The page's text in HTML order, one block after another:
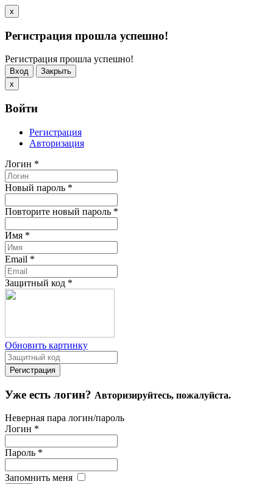
x
Регистрация прошла успешно!
Регистрация прошла успешно!
Вход
Закрыть
x
Войти
Регистрация
Авторизация
Логин *
Новый пароль *
Повторите новый пароль *
Имя *
Email *
Защитный код *
Обновить картинку
Уже есть логин? Авторизируйтесь, пожалуйста.
Неверная пара логин/пароль
Логин *
Пароль *
Запомнить меня